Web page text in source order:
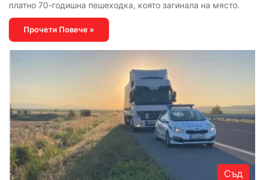
платно 70-годишна пешеходка, която загинала на място.
Прочети Повече »
Съд